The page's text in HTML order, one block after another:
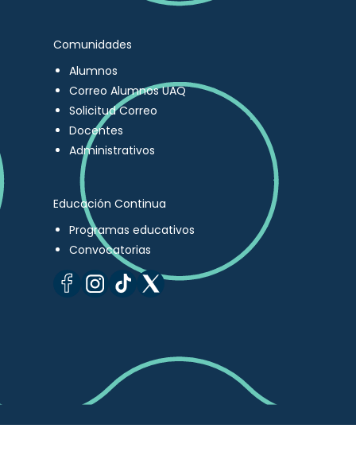
Comunidades
Alumnos
Correo Alumnos UAQ
Solicitud Correo
Docentes
Administrativos
Educación Continua
Programas educativos
Convocatorias